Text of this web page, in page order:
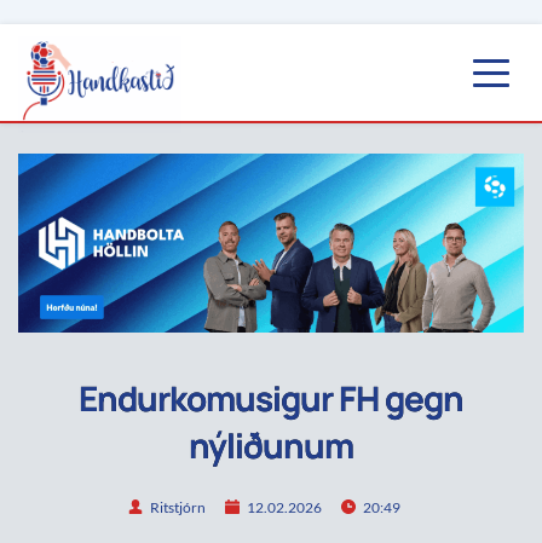
Endurkomusigur FH gegn
nýliðunum
Ritstjórn 12.02.2026 20:49